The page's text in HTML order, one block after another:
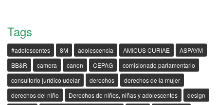
Tags
#adolescentes 8M adolescencia AMICUS CURIAE
ASPAYM
BB&R
camera canon CEPAG
comisionado parlamentario
consultorio jurídico udelar
derechos
derechos de la mujer
derechos del niño
Derechos de niños, niñas y adolescentes
design